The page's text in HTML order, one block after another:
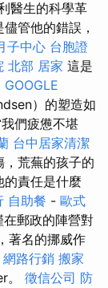
醫生的科學革
管他的錯誤，
子中心 台胞證
北部 居家 這是
GOOGLE
）的塑造如
們疲憊不堪
台中居家清潔
荒蕪的孩子的
的責任是什麼
自助餐 - 歐式
在郵政的陣營對
著名的挪威作
網路行銷 搬家
。 徵信公司 防